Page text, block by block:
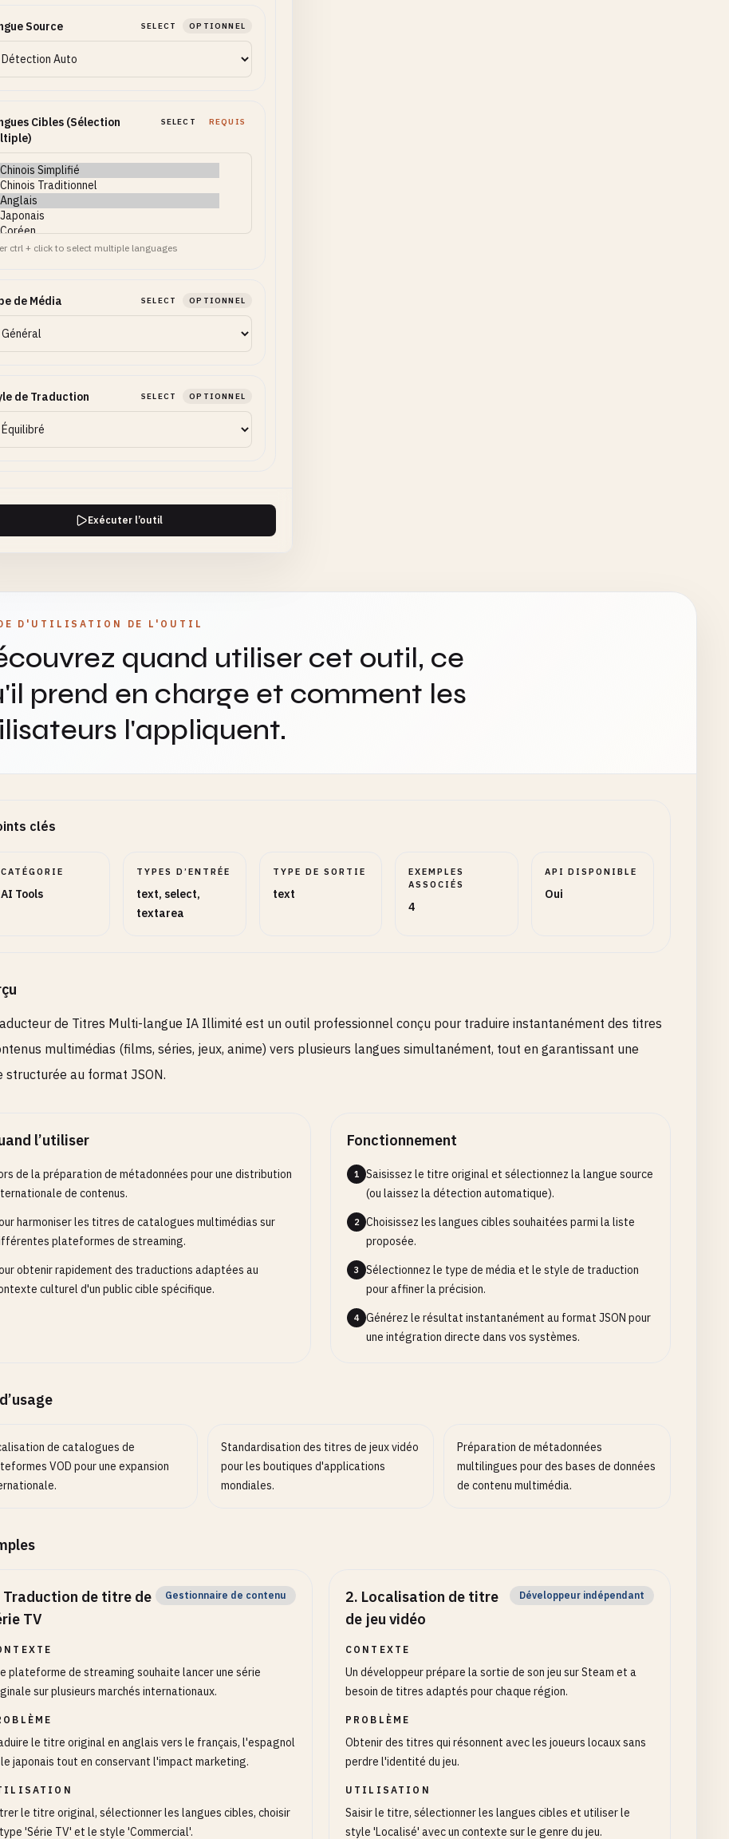
Source SELECT OPTIONNEL
Cibles (Sélection
SELECT REQUIS
ctrl + click to select multiple languages
de Média SELECT OPTIONNEL
de Traduction SELECT OPTIONNEL
Exécuter l’outil
D'UTILISATION DE L'OUTIL
quand utiliser cet outil, ce
prend en charge et comment les
l'appliquent.
clés
CATÉGORIE
AI Tools
TYPES D’ENTRÉE
text, select,
textarea
TYPE DE SORTIE
text
EXEMPLES
ASSOCIÉS
4
API DISPONIBLE
Oui
de Titres Multi-langue IA Illimité est un outil professionnel conçu pour traduire instantanément des titres
multimédias (films, séries, jeux, anime) vers plusieurs langues simultanément, tout en garantissant une
structurée au format JSON.
l’utiliser
de la préparation de métadonnées pour une distribution
de contenus.
harmoniser les titres de catalogues multimédias sur
plateformes de streaming.
obtenir rapidement des traductions adaptées au
culturel d'un public cible spécifique.
Fonctionnement
1
Saisissez le titre original et sélectionnez la langue source
(ou laissez la détection automatique).
2
Choisissez les langues cibles souhaitées parmi la liste
proposée.
3
Sélectionnez le type de média et le style de traduction
pour affiner la précision.
4
Générez le résultat instantanément au format JSON pour
une intégration directe dans vos systèmes.
de catalogues de
VOD pour une expansion
Standardisation des titres de jeux vidéo
pour les boutiques d'applications
mondiales.
Préparation de métadonnées
multilingues pour des bases de données
de contenu multimédia.
Traduction de titre de
TV
Gestionnaire de contenu
plateforme de streaming souhaite lancer une série
sur plusieurs marchés internationaux.
le titre original en anglais vers le français, l'espagnol
japonais tout en conservant l'impact marketing.
le titre original, sélectionner les langues cibles, choisir
'Série TV' et le style 'Commercial'.
2. Localisation de titre
de jeu vidéo
Développeur indépendant
CONTEXTE
Un développeur prépare la sortie de son jeu sur Steam et a
besoin de titres adaptés pour chaque région.
PROBLÈME
Obtenir des titres qui résonnent avec les joueurs locaux sans
perdre l'identité du jeu.
UTILISATION
Saisir le titre, sélectionner les langues cibles et utiliser le
style 'Localisé' avec un contexte sur le genre du jeu.